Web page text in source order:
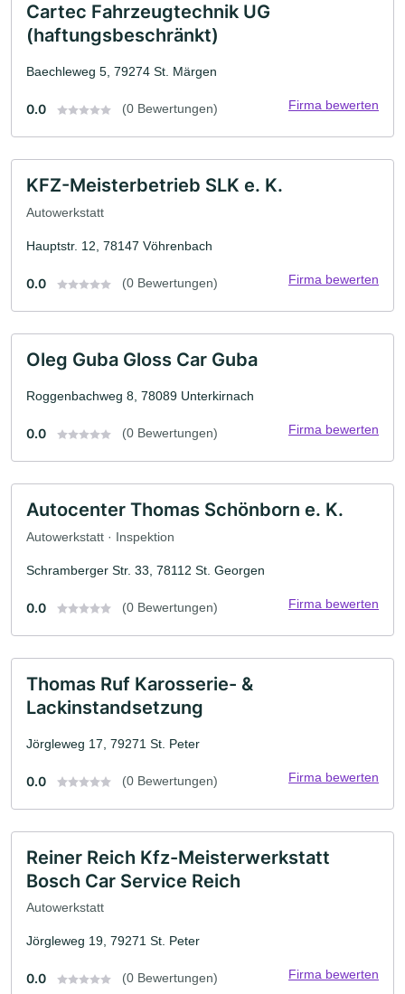
Cartec Fahrzeugtechnik UG
(haftungsbeschränkt)
Baechleweg 5, 79274 St. Märgen
0.0 (0 Bewertungen) Firma bewerten
KFZ-Meisterbetrieb SLK e. K.
Autowerkstatt
Hauptstr. 12, 78147 Vöhrenbach
0.0 (0 Bewertungen) Firma bewerten
Oleg Guba Gloss Car Guba
Roggenbachweg 8, 78089 Unterkirnach
0.0 (0 Bewertungen) Firma bewerten
Autocenter Thomas Schönborn e. K.
Autowerkstatt · Inspektion
Schramberger Str. 33, 78112 St. Georgen
0.0 (0 Bewertungen) Firma bewerten
Thomas Ruf Karosserie- &
Lackinstandsetzung
Jörgleweg 17, 79271 St. Peter
0.0 (0 Bewertungen) Firma bewerten
Reiner Reich Kfz-Meisterwerkstatt
Bosch Car Service Reich
Autowerkstatt
Jörgleweg 19, 79271 St. Peter
0.0 (0 Bewertungen) Firma bewerten